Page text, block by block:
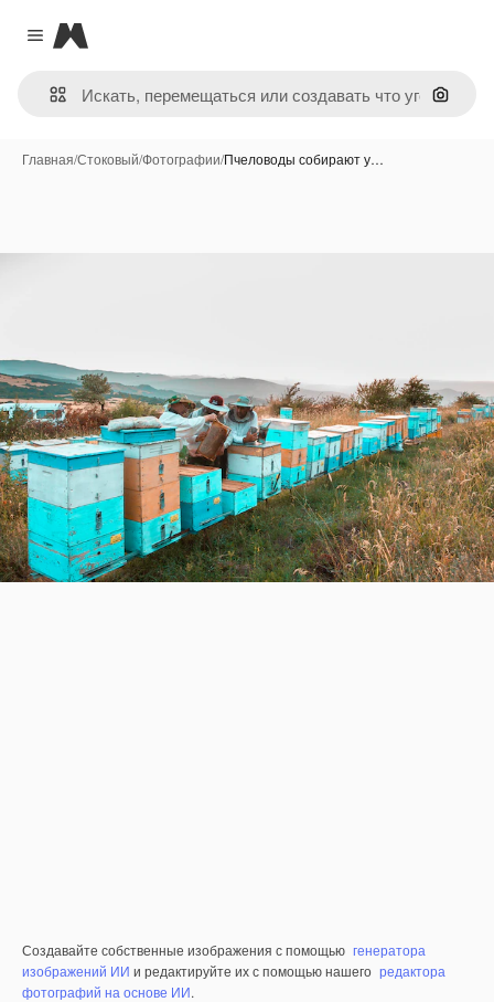
Close menu
Magnific
Поиск
Главная/Стоковый/Фотографии/Пчеловоды собирают у…
Создавайте собственные изображения с помощью генератора
изображений ИИ и редактируйте их с помощью нашего редактора
фотографий на основе ИИ.